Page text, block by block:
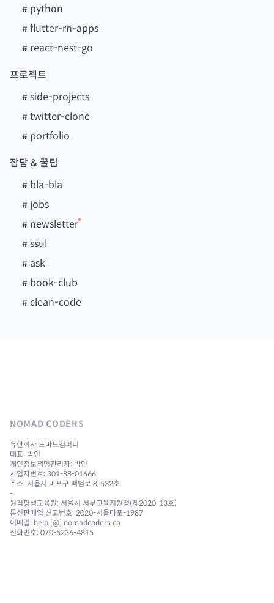
# python
#flutter-rn-apps
# react-nest-go
프로젝트
#side-projects
#twitter-clone
# portfolio
잡담 & 꿀팁
# bla-bla
# jobs
# newsletter
#ssul
# ask
# book-club
#clean-code
NOMAD CODERS
유한회사 노마드컴퍼니
대표: 박인
개인정보책임관리자: 박인
사업자번호: 301-88-01666
주소: 서울시 마포구 백범로 8, 532호
-
원격평생교육원: 서울시 서부교육지원청(제2020-13호)
통신판매업 신고번호: 2020-서울마포-1987
이메일: help [@] nomadcoders.co
전화번호: 070-5236-4815